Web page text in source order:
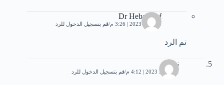
Dr Heba Atef
28 مايو، 2023 | 3:26 م قم بتسجيل الدخول للرد
تم الرد
نور
11 يوليو، 2023 | 4:12 م قم بتسجيل الدخول للرد